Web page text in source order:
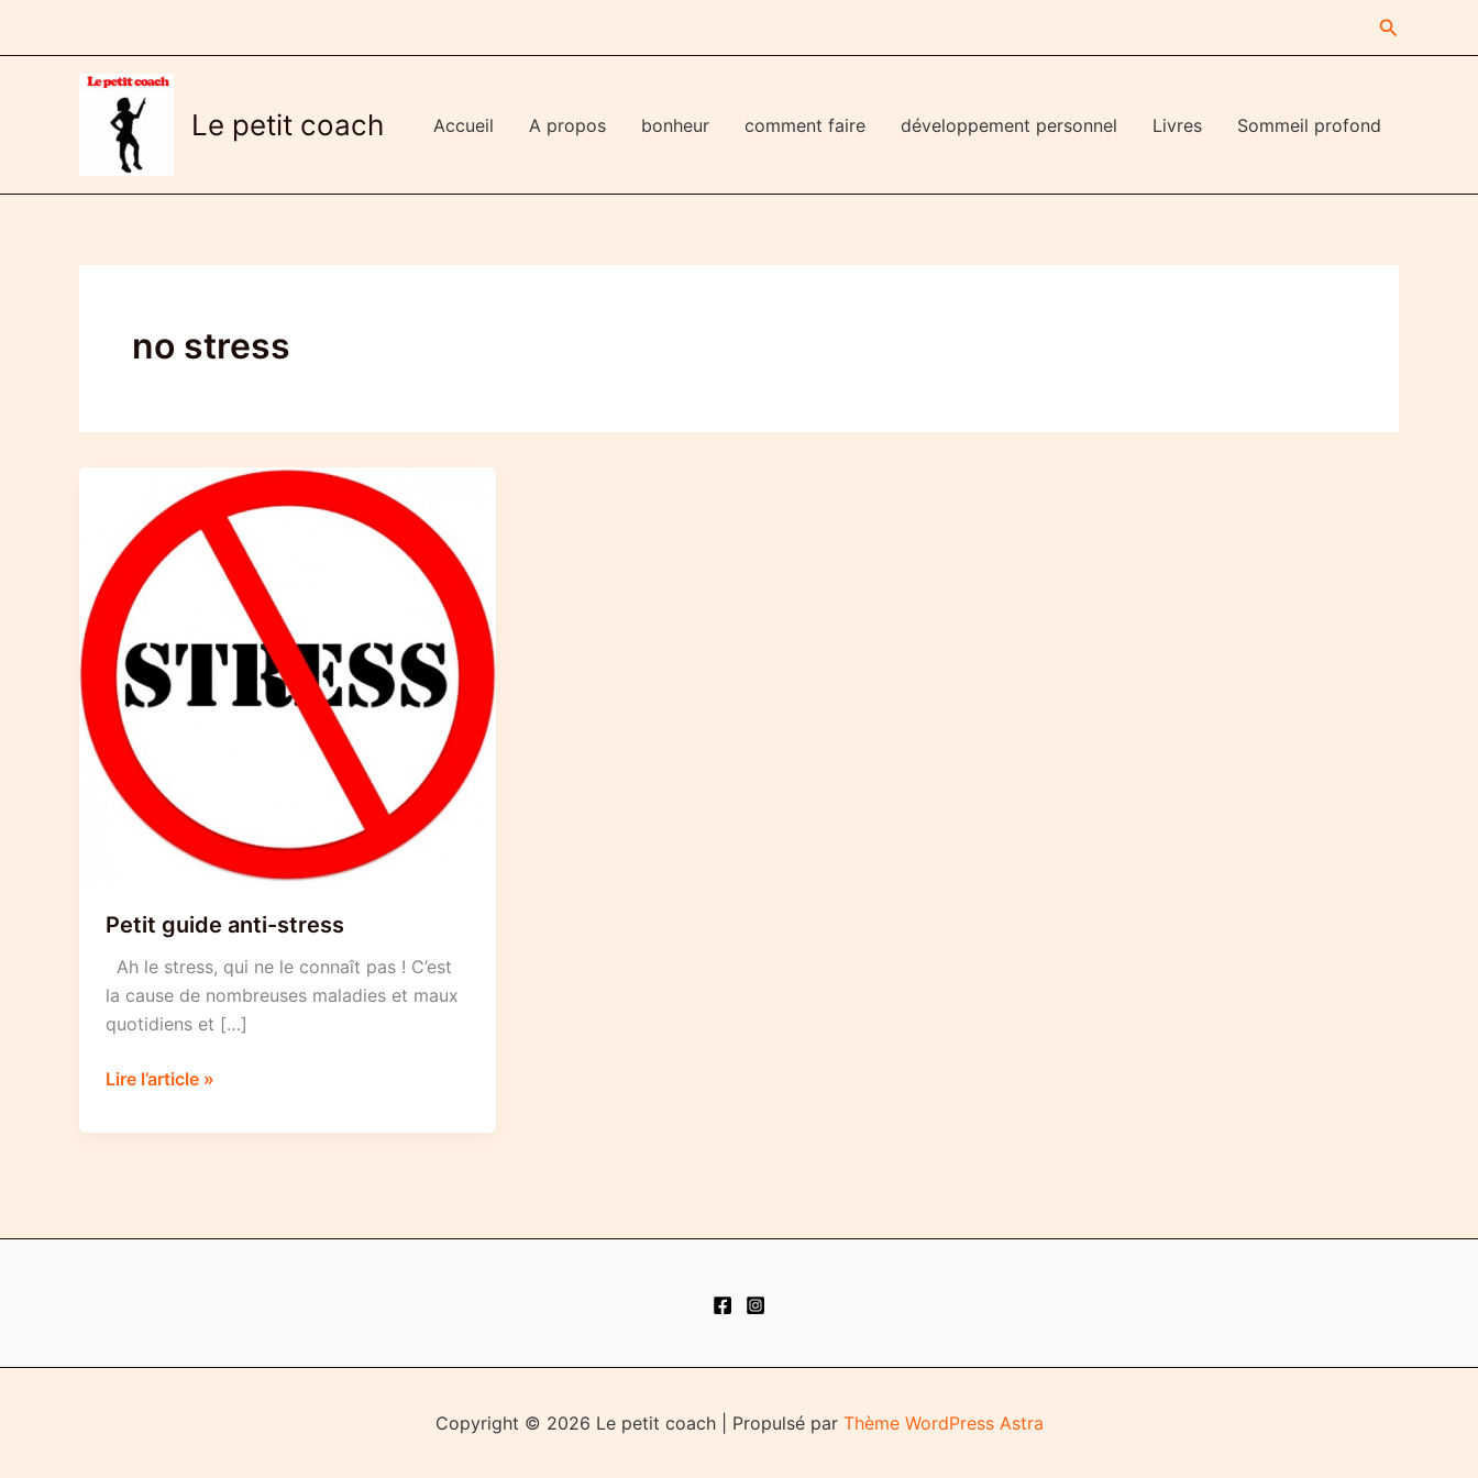
Le petit coach Accueil A propos bonheur comment faire développement personnel Livres Sommeil profond
no stress
Petit guide anti-stress
Ah le stress, qui ne le connaît pas ! C’est
la cause de nombreuses maladies et maux
quotidiens et […]
Petit
anti-
Lire l’article »
Copyright © 2026 Le petit coach | Propulsé par Thème WordPress Astra